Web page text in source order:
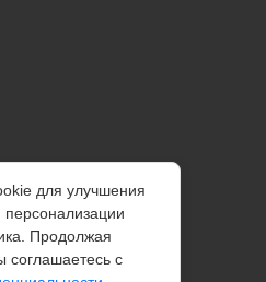
для улучшения
Продолжая
соглашаетесь с